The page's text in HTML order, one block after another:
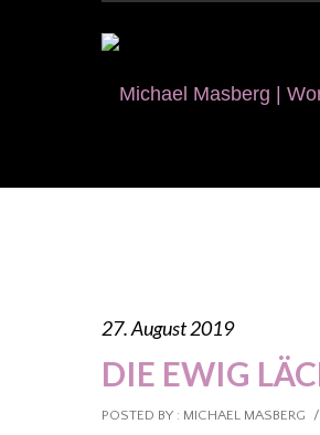
27. August 2019
DIE EWIG
POSTED BY : MICHAEL MASBERG /